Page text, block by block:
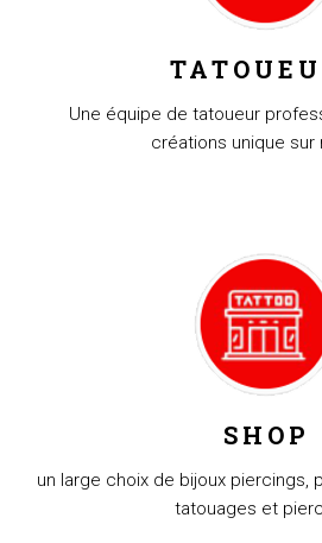
Une équipe de tatoueur
créations unique sur
SHOP
un large choix de bijoux piercings,
tatouages et